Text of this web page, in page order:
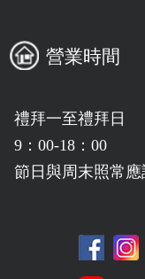
營業時間
禮拜一至禮拜日
9：00-18：00
節日與周末照常應